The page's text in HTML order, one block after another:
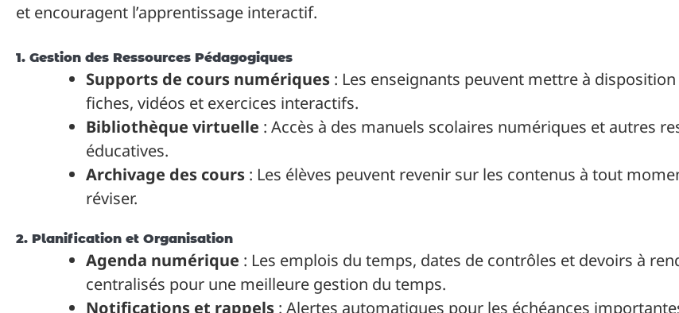
et encouragent l’apprentissage interactif.
1. Gestion des Ressources Pédagogiques
Supports de cours numériques : Les enseignants peuvent mettre à disposition
fiches, vidéos et exercices interactifs.
Bibliothèque virtuelle : Accès à des manuels scolaires numériques et autres
éducatives.
Archivage des cours : Les élèves peuvent revenir sur les contenus à tout
réviser.
2. Planification et Organisation
Agenda numérique : Les emplois du temps, dates de contrôles et devoirs à
centralisés pour une meilleure gestion du temps.
Notifications et rappels : Alertes automatiques pour les échéances